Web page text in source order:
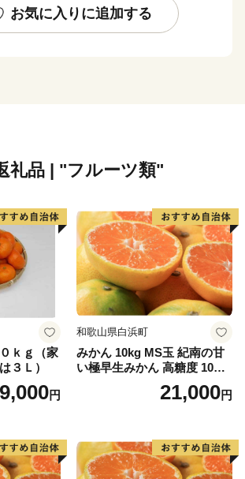
となっております。
お気に入りに追加する
礼品 | "フルーツ類"
ｋｇ（家
３Ｌ）
9,000円
和歌山県白浜町
みかん 10kg MS玉 紀南の甘
い極早生みかん 高糖度 10月
以降発送 マルチ被覆栽培
21,000円